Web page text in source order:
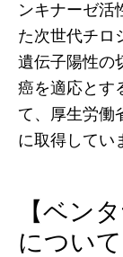
ンキナーゼ活
た次世代チロ
遺伝子陽性の
癌を適応とす
て、厚生労働
に取得してい
【ベン
について